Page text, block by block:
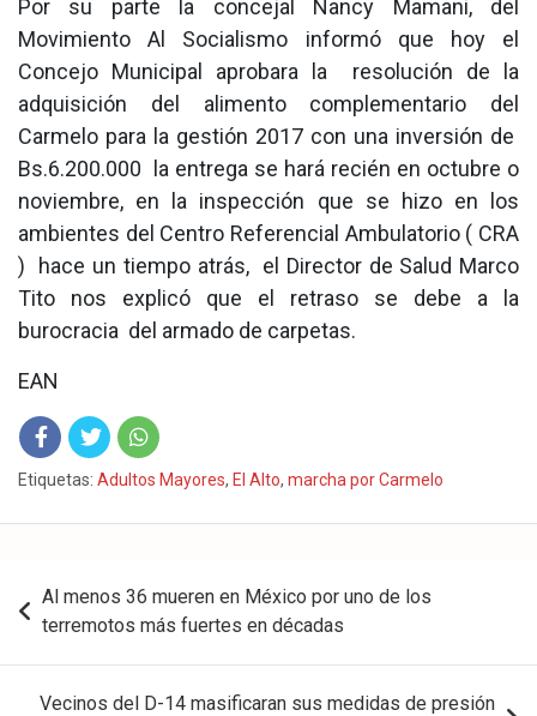
Por su parte la concejal Nancy Mamani, del
Movimiento Al Socialismo informó que hoy el
Concejo Municipal aprobara la resolución de la
adquisición del alimento complementario del
Carmelo para la gestión 2017 con una inversión de
Bs.6.200.000 la entrega se hará recién en octubre o
noviembre, en la inspección que se hizo en los
ambientes del Centro Referencial Ambulatorio ( CRA
) hace un tiempo atrás, el Director de Salud Marco
Tito nos explicó que el retraso se debe a la
burocracia del armado de carpetas.
EAN
Fac
eb
Twit
ter
Wha
tsA
Etiquetas: Adultos Mayores, El Alto, marcha por Carmelo
Navegación
de
entradas
Al menos 36 mueren en México por uno de los
terremotos más fuertes en décadas
Vecinos del D-14 masificaran sus medidas de presión